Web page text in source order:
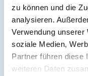
zu können und die
analysieren.
Verwendung
soziale Medien,
Partner führen diese
weiteren Daten
Verpflegung:
Beschreibung